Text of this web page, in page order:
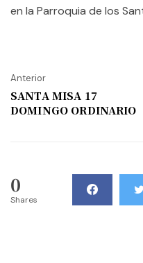
en la Parroquia de los
Anterior
SANTA MISA 17
DOMINGO ORDINARIO
0
Shares